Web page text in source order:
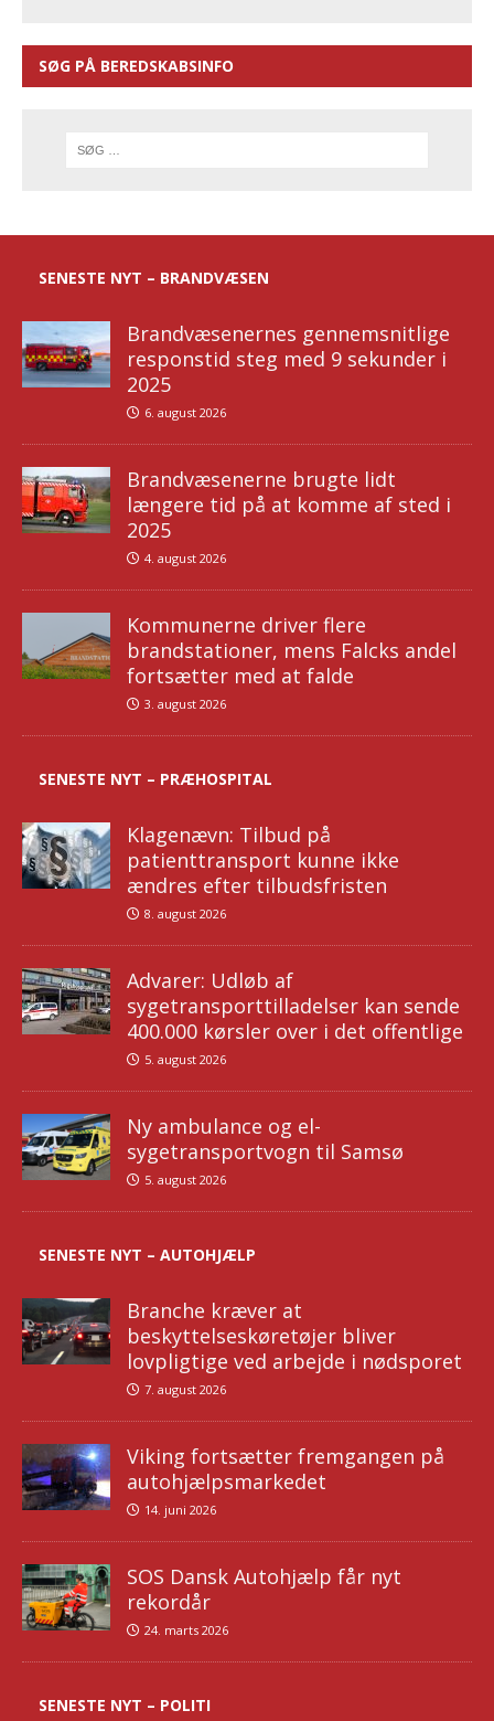
SØG PÅ BEREDSKABSINFO
SENESTE NYT – BRANDVÆSEN
Brandvæsenernes gennemsnitlige
responstid steg med 9 sekunder i
2025
6. august 2026
Brandvæsenerne brugte lidt
længere tid på at komme af sted i
2025
4. august 2026
Kommunerne driver flere
brandstationer, mens Falcks andel
fortsætter med at falde
3. august 2026
SENESTE NYT – PRÆHOSPITAL
Klagenævn: Tilbud på
patienttransport kunne ikke
ændres efter tilbudsfristen
8. august 2026
Advarer: Udløb af
sygetransporttilladelser kan sende
400.000 kørsler over i det offentlige
5. august 2026
Ny ambulance og el-
sygetransportvogn til Samsø
5. august 2026
SENESTE NYT – AUTOHJÆLP
Branche kræver at
beskyttelseskøretøjer bliver
lovpligtige ved arbejde i nødsporet
7. august 2026
Viking fortsætter fremgangen på
autohjælpsmarkedet
14. juni 2026
SOS Dansk Autohjælp får nyt
rekordår
24. marts 2026
SENESTE NYT – POLITI